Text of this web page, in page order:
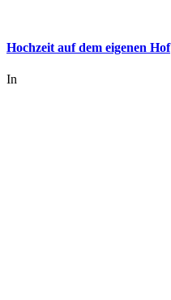
Hochzeit auf dem eigenen Hof
In